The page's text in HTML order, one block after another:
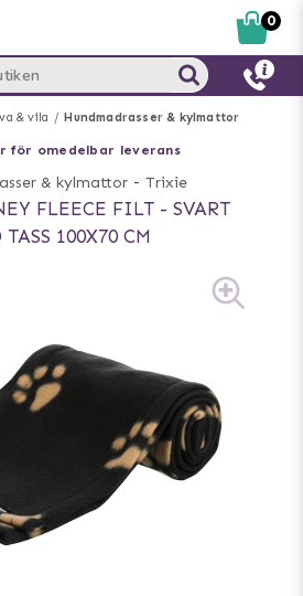
& vila Hundmadrasser & kylmattor
för omedelbar leverans
& kylmattor - Trixie
FLEECE FILT - SVART
TASS 100X70 CM
0